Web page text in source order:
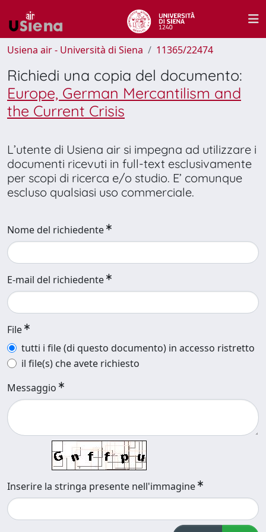
Usiena air - Università di Siena 11365/22474
Richiedi una copia del documento:
Europe, German Mercantilism and
the Current Crisis
L’utente di Usiena air si impegna ad utilizzare i
documenti ricevuti in full-text esclusivamente
per scopi di ricerca e/o studio. E’ comunque
escluso qualsiasi uso commerciale.
Nome del richiedente
E-mail del richiedente
File
tutti i file (di questo documento) in accesso ristretto
il file(s) che avete richiesto
Messaggio
Inserire la stringa presente nell'immagine